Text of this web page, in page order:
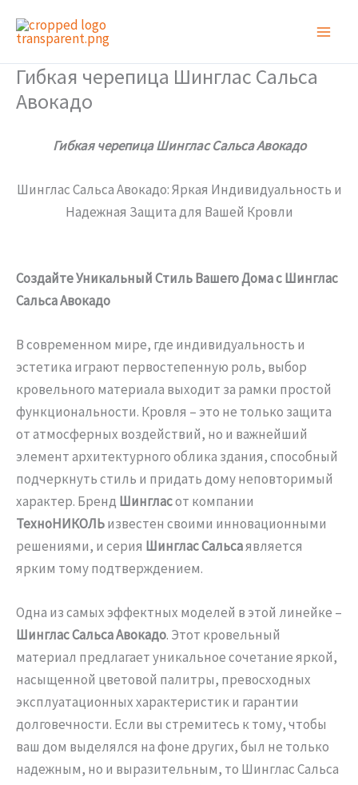
Гибкая черепица Шинглас Сальса
Авокадо
Гибкая черепица Шинглас Сальса Авокадо
Шинглас Сальса Авокадо: Яркая Индивидуальность и
Надежная Защита для Вашей Кровли
Создайте Уникальный Стиль Вашего Дома с Шинглас
Сальса Авокадо
В современном мире, где индивидуальность и
эстетика играют первостепенную роль, выбор
кровельного материала выходит за рамки простой
функциональности. Кровля – это не только защита
от атмосферных воздействий, но и важнейший
элемент архитектурного облика здания, способный
подчеркнуть стиль и придать дому неповторимый
характер. Бренд Шингласот компании
ТехноНИКОЛЬизвестен своими инновационными
решениями, и серия Шинглас Сальсаявляется
ярким тому подтверждением.
Одна из самых эффектных моделей в этой линейке –
Шинглас Сальса Авокадо. Этот кровельный
материал предлагает уникальное сочетание яркой,
насыщенной цветовой палитры, превосходных
эксплуатационных характеристик и гарантии
долговечности. Если вы стремитесь к тому, чтобы
ваш дом выделялся на фоне других, был не только
надежным, но и выразительным, то Шинглас Сальса